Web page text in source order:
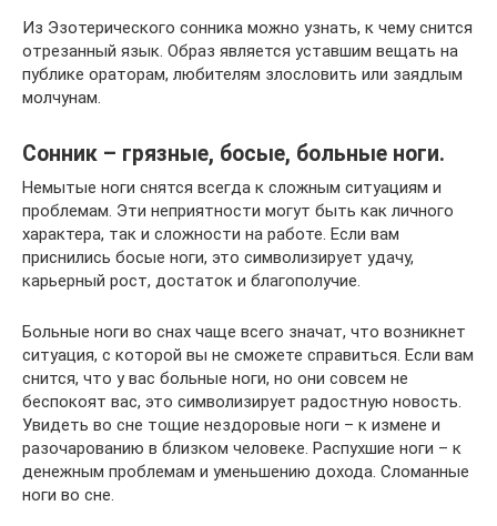
Из Эзотерического сонника можно узнать, к чему снится
отрезанный язык. Образ является уставшим вещать на
публике ораторам, любителям злословить или заядлым
молчунам.
Сонник – грязные, босые, больные ноги.
Немытые ноги снятся всегда к сложным ситуациям и
проблемам. Эти неприятности могут быть как личного
характера, так и сложности на работе. Если вам
приснились босые ноги, это символизирует удачу,
карьерный рост, достаток и благополучие.
Больные ноги во снах чаще всего значат, что возникнет
ситуация, с которой вы не сможете справиться. Если вам
снится, что у вас больные ноги, но они совсем не
беспокоят вас, это символизирует радостную новость.
Увидеть во сне тощие нездоровые ноги – к измене и
разочарованию в близком человеке. Распухшие ноги – к
денежным проблемам и уменьшению дохода. Сломанные
ноги во сне.